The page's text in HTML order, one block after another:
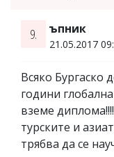
9. ъпник
21.05.2017
Всяко Бургаско
години
вземе
турските и
трябва да се